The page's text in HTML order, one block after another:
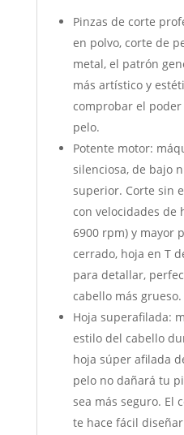
Pinzas de corte
en polvo, corte de
metal, el patrón
más artístico y
comprobar el
pelo.
Potente motor:
silenciosa, de bajo
superior. Corte sin
con velocidades de
6900 rpm) y mayor
cerrado, hoja en T
para detallar,
cabello más grueso.
Hoja superafilada:
estilo del cabello
hoja súper afilada
pelo no dañará tu
sea más seguro. El
te hace fácil